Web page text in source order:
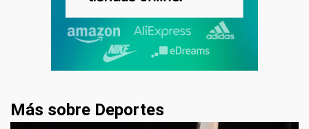
Más sobre Deportes